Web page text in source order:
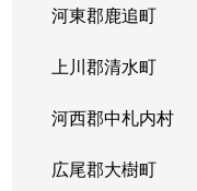
河東郡鹿追町
上川郡清水町
河西郡中札内村
広尾郡大樹町